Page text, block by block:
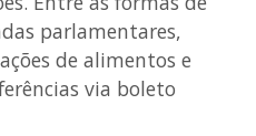
parlamentares,
de alimentos e
via boleto